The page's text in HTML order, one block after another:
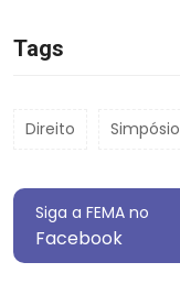
Tags
Direito Simpósio
Siga a FEMA no
Facebook